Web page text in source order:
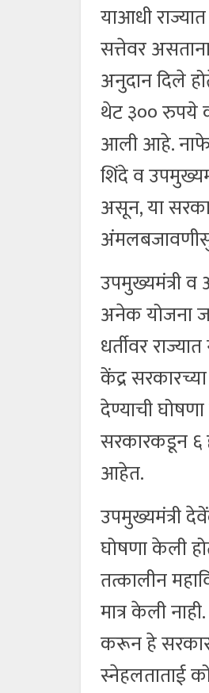
याआधी
सत्तेवर
अनुदान दिले
थेट ३०० रुपये
आली आहे.
शिंदे व
असून, या
उपमुख्यमंत्री व
अनेक योजना
धर्तीवर
केंद्र
देण्याची
सरकारकडून ६
आहेत.
उपमुख्यमंत्री
घोषणा केली
तत्कालीन
मात्र केली
करून हे
स्नेहलताताई